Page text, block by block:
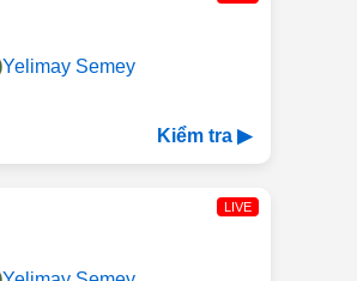
Yelimay Semey
Kiểm tra ▶
LIVE